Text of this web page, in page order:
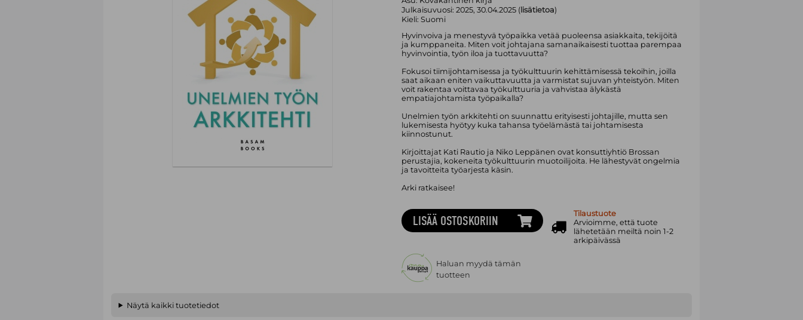
Julkaisuvuosi: 2025, 30.04.2025 (lisätietoa)
Kieli: Suomi
Hyvinvoiva ja menestyvä työpaikka vetää puoleensa asiakkaita, tekijöitä
ja kumppaneita. Miten voit johtajana samanaikaisesti tuottaa parempaa
hyvinvointia, työn iloa ja tuottavuutta?
Fokusoi tiimijohtamisessa ja työkulttuurin kehittämisessä tekoihin, joilla
saat aikaan eniten vaikuttavuutta ja varmistat sujuvan yhteistyön. Miten
voit rakentaa voittavaa työkulttuuria ja vahvistaa älykästä
empatiajohtamista työpaikalla?
Unelmien työn arkkitehti on suunnattu erityisesti johtajille, mutta sen
lukemisesta hyötyy kuka tahansa työelämästä tai johtamisesta
kiinnostunut.
Kirjoittajat Kati Rautio ja Niko Leppänen ovat konsuttiyhtiö Brossan
perustajia, kokeneita työkulttuurin muotoilijoita. He lähestyvät ongelmia
ja tavoitteita työarjesta käsin.
Arki ratkaisee!
LISÄÄ OSTOSKORIIN
Tilaustuote
Arvioimme, että tuote
lähetetään meiltä noin 1-2
arkipäivässä
Haluan myydä tämän
tuotteen
Näytä kaikki tuotetiedot